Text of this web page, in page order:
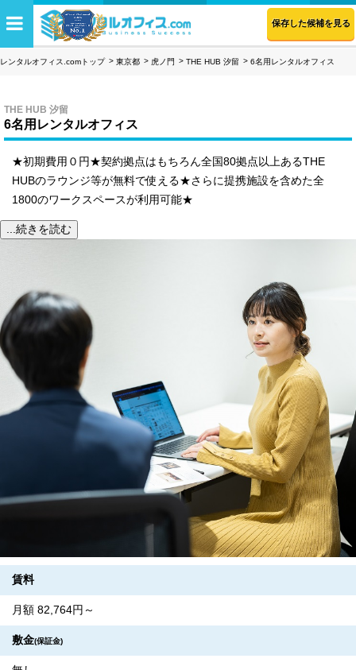
保存した候補を見る
レンタルオフィス.comトップ 東京都 虎ノ門 THE HUB 汐留 6名用レンタルオフィス
THE HUB 汐留
6名用レンタルオフィス
★初期費用０円★契約拠点はもちろん全国80拠点以上あるTHE
HUBのラウンジ等が無料で使える★さらに提携施設を含めた全
1800のワークスペースが利用可能★
...続きを読む
賃料
月額 82,764円～
敷金(保証金)